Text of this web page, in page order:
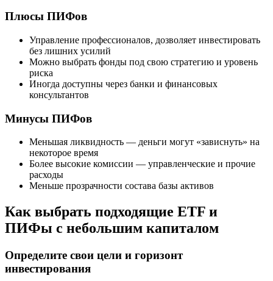
Плюсы ПИФов
Управление профессионалов, дозволяет инвестировать
без лишних усилий
Можно выбрать фонды под свою стратегию и уровень
риска
Иногда доступны через банки и финансовых
консультантов
Минусы ПИФов
Меньшая ликвидность — деньги могут «зависнуть» на
некоторое время
Более высокие комиссии — управленческие и прочие
расходы
Меньше прозрачности состава базы активов
Как выбрать подходящие ETF и
ПИФы с небольшим капиталом
Определите свои цели и горизонт
инвестирования